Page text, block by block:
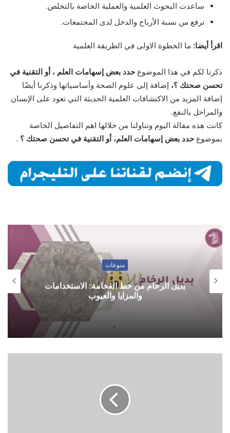
ساعدت البحوث العلمية والعملية الخاصة بالتخلص.
ترفع من نسبة الأرباح والدخل لدى المجتمعات.
اقرأ أيضا: ما الخطوة الاولى في الطريقة العلمية
ذكرنا لكم في هذا الموضوع حدد بعض إسهامات العلم ، أو التقنية في
تحسن صحتك ؟، إضافة إلى علوم الصحة وأساسياتها وذكرنا أيضًا
إضافة المزيد من الاكتشافات العلمية الحديثة التي تعود على الإنسان
والمراحل بالنفع.
كانت هذه مقالة اليوم وتناولنا من خلالها اهم التفاصيل الخاصة
بموضوع حدد بعض إسهامات العلم، أو التقنية في تحسن صحتك ؟ .
منوعات
بديل الرخام من خط الفخامة: الاستخدامات
والمزايا والعيوب